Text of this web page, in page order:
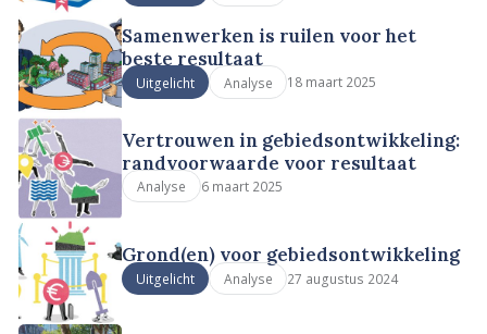
Samenwerken is ruilen voor het
beste resultaat
Uitgelicht Analyse 18 maart 2025
Vertrouwen in gebiedsontwikkeling:
randvoorwaarde voor resultaat
Analyse 6 maart 2025
Grond(en) voor gebiedsontwikkeling
Uitgelicht Analyse 27 augustus 2024